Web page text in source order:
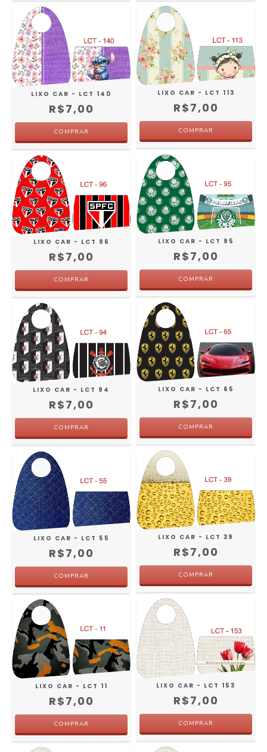
LIXO CAR - LCT 140
R$7,00
LIXO CAR - LCT 113
R$7,00
LIXO CAR - LCT 96
R$7,00
LIXO CAR - LCT 95
R$7,00
LIXO CAR - LCT 94
R$7,00
LIXO CAR - LCT 65
R$7,00
LIXO CAR - LCT 55
R$7,00
LIXO CAR - LCT 39
R$7,00
LIXO CAR - LCT 11
R$7,00
LIXO CAR - LCT 153
R$7,00